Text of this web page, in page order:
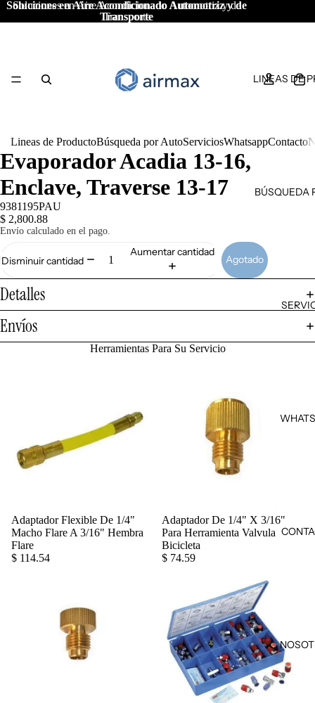
Soluciones en Aire Acondicionado Automotriz y de
Transporte
Soluciones en Aire Acondicionado Automotriz y de
Transporte
LINEAS DE
BÚSQUEDA
Lineas de ProductoBúsqueda por AutoServiciosWhatsappContacto
Evaporador Acadia 13-16,
Enclave, Traverse 13-17
9381195PAU
$ 2,800.88
Envío calculado en el pago.
Disminuir cantidad
Aumentar cantidad
Agotado
Detalles
Envíos
Herramientas Para Su Servicio
Agregar
Adaptador Flexible De 1/4"
Macho Flare A 3/16" Hembra
Flare
$ 114.54
Adaptador De 1/4" X 3/16"
Para Herramienta Valvula
Bicicleta
$ 74.59